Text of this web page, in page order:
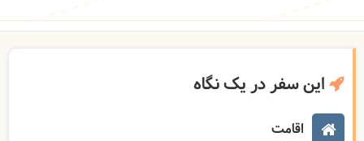
این سفر در یک نگاه
اقامت